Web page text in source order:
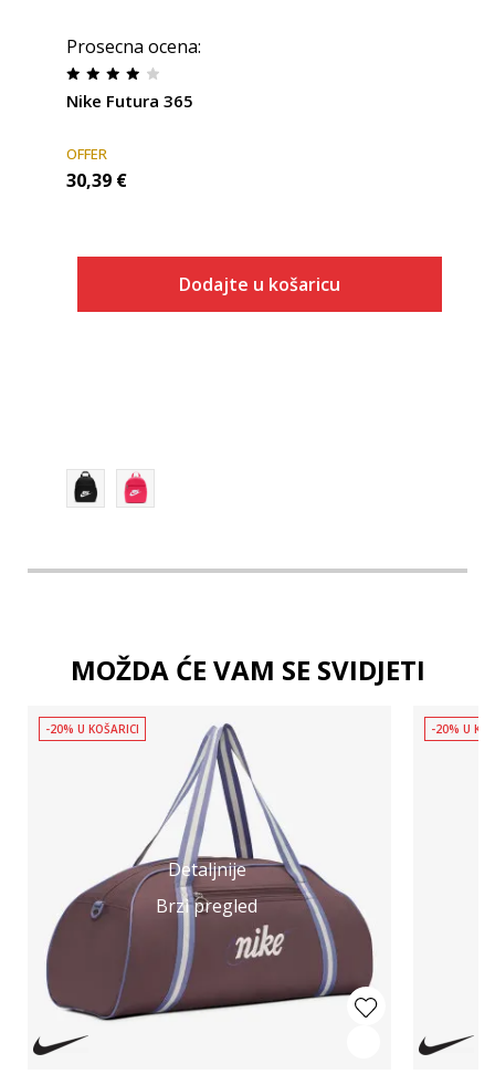
Prosecna ocena:
Nike Futura 365
OFFER
30,39 €
Dodajte u košaricu
MOŽDA ĆE VAM SE SVIDJETI
Detaljnije
Brzi pregled
-20% U KOŠARICI -20% U